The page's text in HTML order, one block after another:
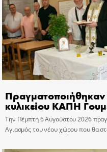
Πραγματοποιήθηκαν
κυλικείου ΚΑΠΗ
Την Πέμπτη 6 Αυγούστου 2026
Αγιασμός του νέου χώρου που θα